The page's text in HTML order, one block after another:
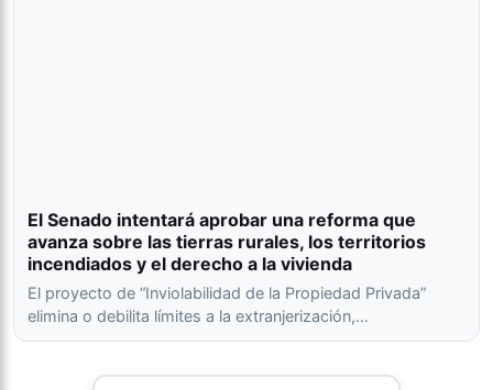
El Senado intentará aprobar una reforma que
avanza sobre las tierras rurales, los territorios
incendiados y el derecho a la vivienda
El proyecto de “Inviolabilidad de la Propiedad Privada”
elimina o debilita límites a la extranjerización,…